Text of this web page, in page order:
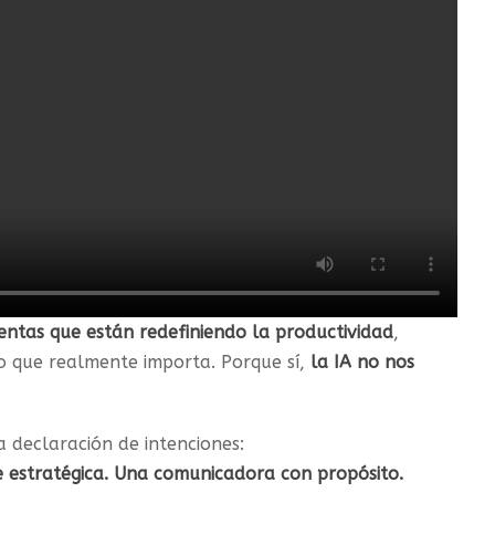
que están redefiniendo la productividad,
realmente importa. Porque sí, la IA no nos
declaración de intenciones:
Una comunicadora con propósito.